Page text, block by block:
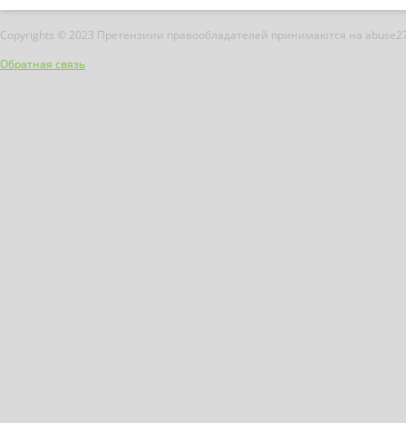
Copyrights © 2023 Претензиии правообладателей принимаются на
Обратная связь